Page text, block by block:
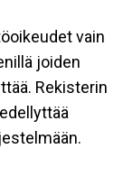
vain
joiden
Rekisterin